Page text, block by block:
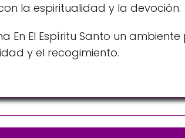
la espiritualidad y la devoción.
En El Espíritu Santo un
y el recogimiento.